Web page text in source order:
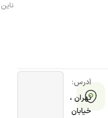
ناین
آدرس:
تهران ،
خیابان